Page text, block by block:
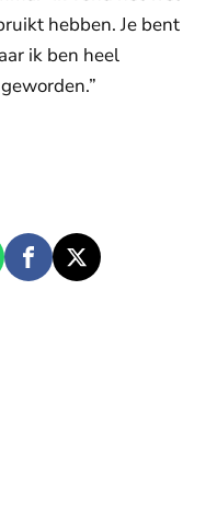
hebben. Je bent
ik ben heel